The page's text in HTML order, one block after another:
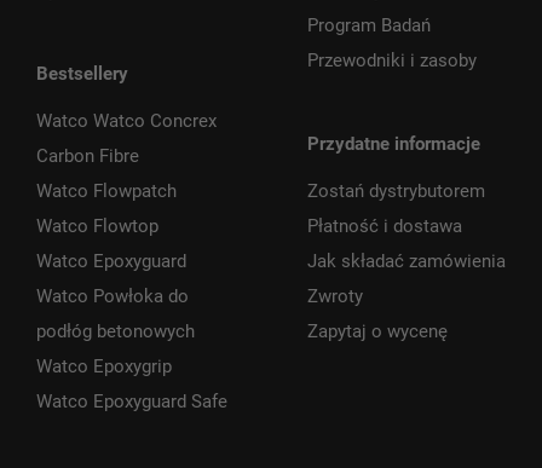
Bestsellery
Watco Watco Concrex
Carbon Fibre
Watco Flowpatch
Watco Flowtop
Watco Epoxyguard
Watco Powłoka do
podłóg betonowych
Watco Epoxygrip
Watco Epoxyguard Safe
Program Badań
Przewodniki i zasoby
Przydatne informacje
Zostań dystrybutorem
Płatność i dostawa
Jak składać zamówienia
Zwroty
Zapytaj o wycenę